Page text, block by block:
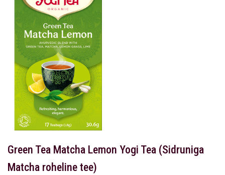
Green Tea Matcha Lemon Yogi Tea (Sidruniga
Matcha roheline tee)